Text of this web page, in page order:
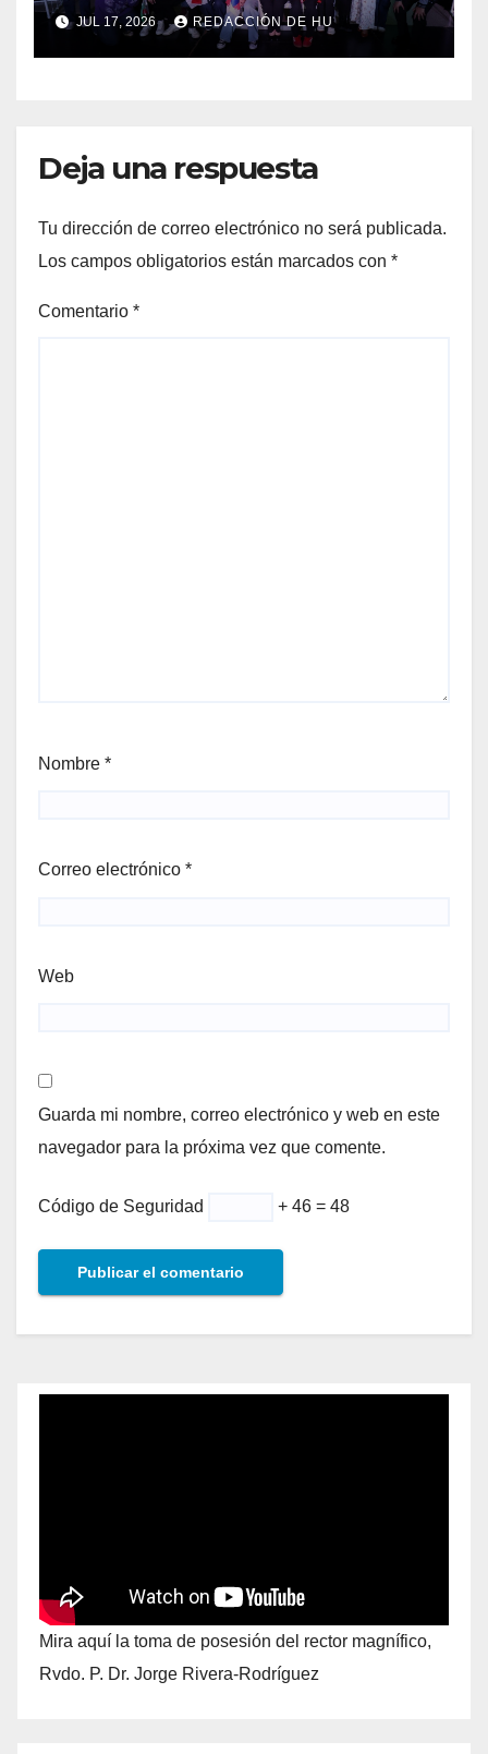
sus estudiantes en su 43
aniversario
JUL 17, 2026 REDACCIÓN DE HU
Deja una respuesta
Tu dirección de correo electrónico no será publicada.
Los campos obligatorios están marcados con *
Comentario *
Nombre *
Correo electrónico *
Web
Guarda mi nombre, correo electrónico y web en este
navegador para la próxima vez que comente.
Código de Seguridad + 46 = 48
Mira aquí la toma de posesión del rector magnífico,
Rvdo. P. Dr. Jorge Rivera-Rodríguez